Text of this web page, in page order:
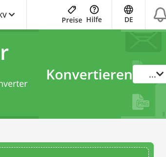
Preise Hilfe DE
Konvertieren ...